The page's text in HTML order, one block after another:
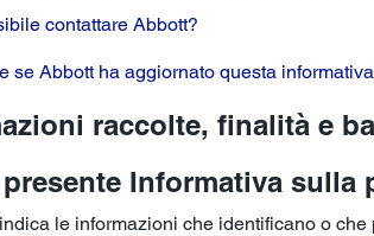
contattare Abbott?
se Abbott ha aggiornato questa
raccolte, finalità e
Informativa
le informazioni che identificano o